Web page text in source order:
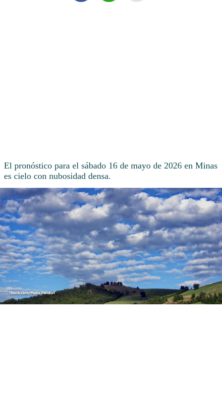
El pronóstico para el sábado 16 de mayo de 2026 en Minas
es cielo con nubosidad densa.